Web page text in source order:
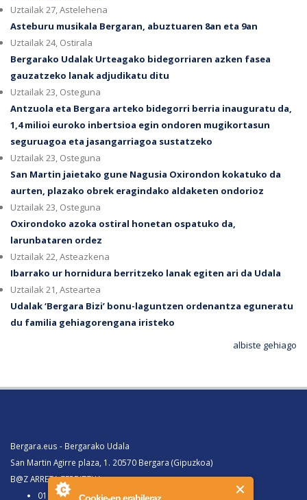
Uztailak 27, Astelehena
Asteburu musikala Bergaran, abuztuaren 8an eta 9an
Uztailak 24, Ostirala
Bergarako Udalak Urteagako bidegorriaren azken fasea
gauzatzeko lanak adjudikatu ditu
Uztailak 23, Osteguna
Antzuola eta Bergara arteko bidegorri berria inauguratu da,
1,4 milioi euroko inbertsioa egin ondoren mugikortasun
seguruagoa eta jasangarriagoa sustatzeko
Uztailak 23, Osteguna
San Martin jaietako gune Nagusia Oxirondon kokatuko da
aurten, plazako obrek eragindako aldaketen ondorioz
Uztailak 23, Osteguna
Oxirondoko azoka ostiral honetan ospatuko da,
larunbataren ordez
Uztailak 22, Asteazkena
Ibarrako ur hornidura berritzeko lanak egiten ari da Udala
Uztailak 21, Asteartea
Udalak ‘Bergara Bizi’ bonu-laguntzen ordenantza eguneratu
du familia gehiagorengana iristeko
albiste gehiago
Bergara.eus - Bergarako Udala
San Martin Agirre plaza, 1. 20570 Bergara (Gipuzkoa)
B@Z ARRETA ZERBITZUA:
010, Bergaratik deituz gero